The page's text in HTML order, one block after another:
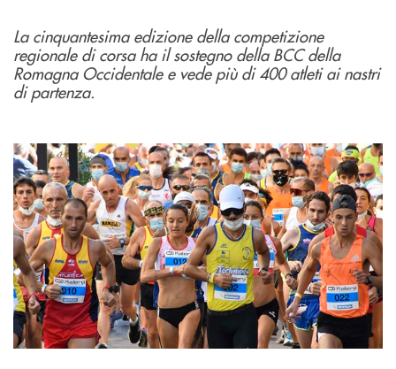
La cinquantesima edizione della competizione
regionale di corsa ha il sostegno della BCC della
Romagna Occidentale e vede più di 400 atleti ai nastri
di partenza.